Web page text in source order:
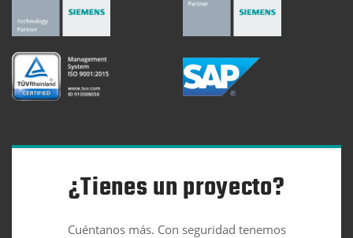
¿Tienes un proyecto?
Cuéntanos más. Con seguridad tenemos